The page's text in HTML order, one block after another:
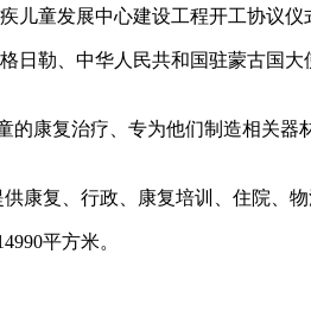
童发展中心建设工程开工协议仪
日勒、中华人民共和国驻蒙古国
康复治疗、专为他们制造相关器
康复、行政、康复培训、住院、物
平方米。